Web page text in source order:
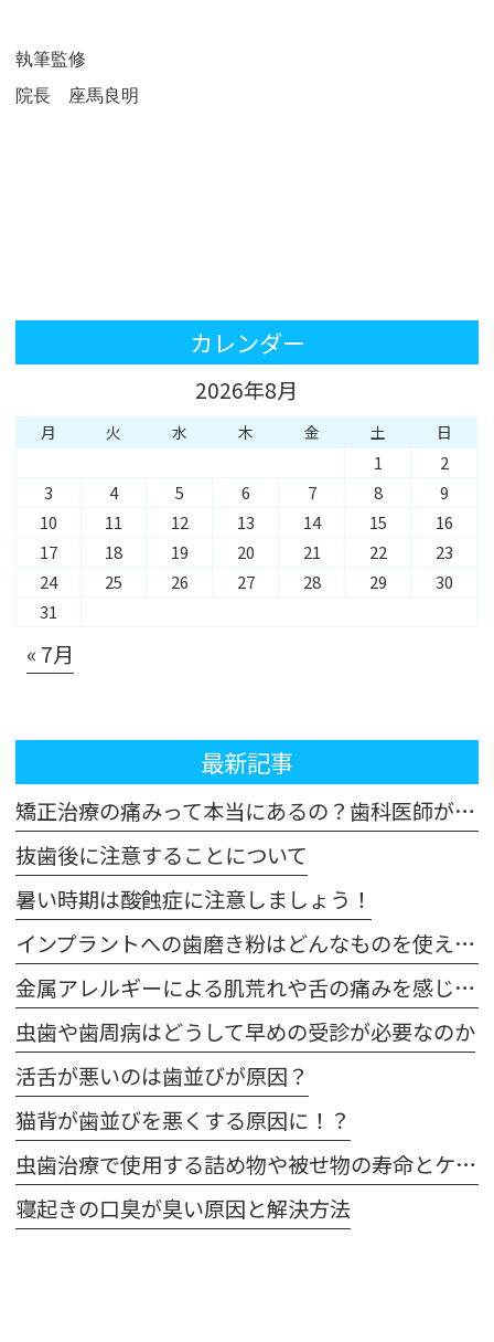
執筆監修
院長 座馬良明
カレンダー
2026年8月
月 火 水 木 金 土 日
1
2
3
4 5 6 7 8
9
10
11 12 13 14 15
16
17
18 19 20 21 22
23
24
25 26 27 28 29
30
31
« 7月
最新記事
矯正治療の痛みって本当にあるの？歯科医師が解説！体験談も交えてご紹介します
抜歯後に注意することについて
暑い時期は酸蝕症に注意しましょう！
インプラントへの歯磨き粉はどんなものを使えばいいの？
金属アレルギーによる肌荒れや舌の痛みを感じた場合は注意が必要です
虫歯や歯周病はどうして早めの受診が必要なのか
活舌が悪いのは歯並びが原因？
猫背が歯並びを悪くする原因に！？
虫歯治療で使用する詰め物や被せ物の寿命とケア方法
寝起きの口臭が臭い原因と解決方法